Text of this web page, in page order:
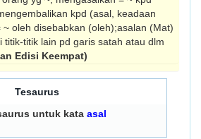
kpd (asal, keadaan
oleh disebabkan (oleh);asalan (Mat)
titik-titik lain pd garis satah atau dlm
Edisi Keempat)
Tesaurus
untuk kata asal